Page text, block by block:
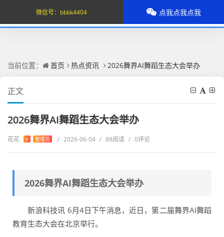
当前位置： 首页 热点资讯 2026舞界AI舞蹈生态大会举办
正文
2026舞界AI舞蹈生态大会举办
花花 V 管理员 / 2026-06-04 / 88阅读 / 0评论
2026舞界AI舞蹈生态大会举办
新浪科技讯 6月4日下午消息，近日，第二届舞界AI舞蹈
教育生态大会在北京举行。
微信号： bbkk4404 点我点我点我